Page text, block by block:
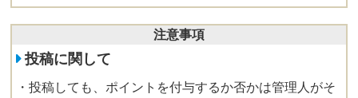
注意事項
投稿に関して
・投稿しても、ポイントを付与するか否かは管理人がそ